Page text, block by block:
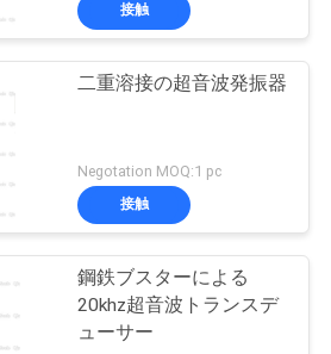
接触
二重溶接の超音波発振器
Negotation MOQ:1 pc
接触
鋼鉄ブスターによる
20khz超音波トランスデ
ューサー